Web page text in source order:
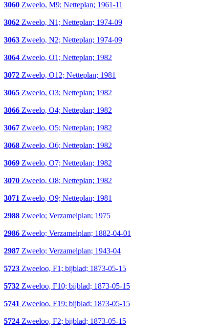
3060 Zweelo, M9; Netteplan; 1961-11
3062 Zweelo, N1; Netteplan; 1974-09
3063 Zweelo, N2; Netteplan; 1974-09
3064 Zweelo, O1; Netteplan; 1982
3072 Zweelo, O12; Netteplan; 1981
3065 Zweelo, O3; Netteplan; 1982
3066 Zweelo, O4; Netteplan; 1982
3067 Zweelo, O5; Netteplan; 1982
3068 Zweelo, O6; Netteplan; 1982
3069 Zweelo, O7; Netteplan; 1982
3070 Zweelo, O8; Netteplan; 1982
3071 Zweelo, O9; Netteplan; 1981
2988 Zweelo; Verzamelplan; 1975
2986 Zweelo; Verzamelplan; 1882-04-01
2987 Zweelo; Verzamelplan; 1943-04
5723 Zweeloo, F1; bijblad; 1873-05-15
5732 Zweeloo, F10; bijblad; 1873-05-15
5741 Zweeloo, F19; bijblad; 1873-05-15
5724 Zweeloo, F2; bijblad; 1873-05-15